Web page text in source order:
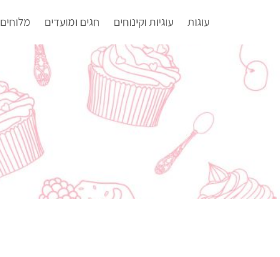
עוגות עוגיות וקינוחים חגים ומועדים מלוחים